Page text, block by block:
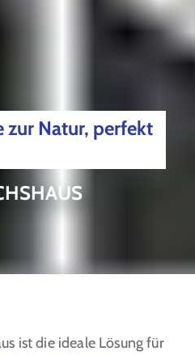
zur Natur, perfekt
ist die ideale Lösung für